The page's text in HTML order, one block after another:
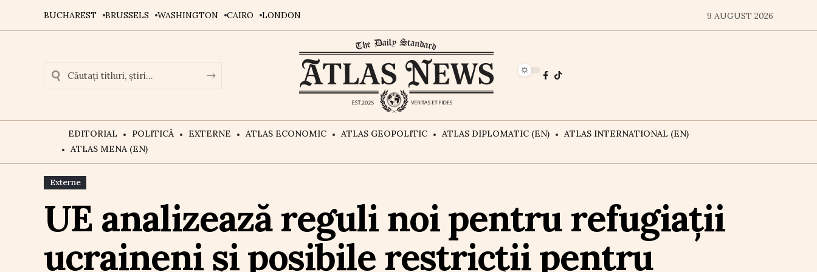
BUCHAREST BRUSSELS WASHINGTON CAIRO LONDON 9 AUGUST 2026
EDITORIAL POLITICĂ EXTERNE ATLAS ECONOMIC ATLAS GEOPOLITIC ATLAS DIPLOMATIC (EN)
ATLAS INTERNATIONAL (EN)
ATLAS MENA (EN)
Externe
UE analizează reguli noi pentru refugiații
ucraineni și posibile restricții pentru